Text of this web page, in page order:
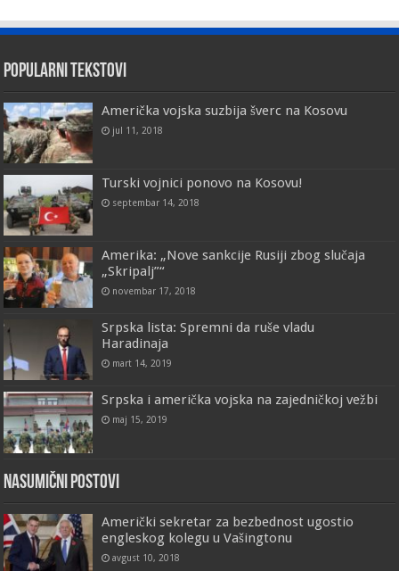
Popularni tekstovi
Američka vojska suzbija šverc na Kosovu
jul 11, 2018
Turski vojnici ponovo na Kosovu!
septembar 14, 2018
Amerika: „Nove sankcije Rusiji zbog slučaja
„Skripalj”“
novembar 17, 2018
Srpska lista: Spremni da ruše vladu
Haradinaja
mart 14, 2019
Srpska i američka vojska na zajedničkoj vežbi
maj 15, 2019
Nasumični postovi
Američki sekretar za bezbednost ugostio
engleskog kolegu u Vašingtonu
avgust 10, 2018